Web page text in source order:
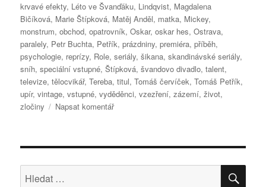
krvavé efekty, Léto ve Švanďáku, Lindqvist, Magdalena
Bičíková, Marie Štípková, Matěj Anděl, matka, Mickey,
monstrum,obchod,opatrovník,Oskar,oskar hes,Ostrava,
paralely, Petr Buchta, Petřík,prázdniny,premiéra,příběh,
psychologie, reprízy, Role,seriály,šikana,skandinávské seriály,
sníh,speciální vstupné,Štípková,švandovo divadlo,talent,
televize,tělocvikář,Tereba,titul,Tomáš červíček,Tomáš Petřík,
upír,vintage,vstupné,vyděděnci,vzezření,zázemí,život,
zločiny
Napsat komentářpro
názvem
inspirovaly
Hledat: